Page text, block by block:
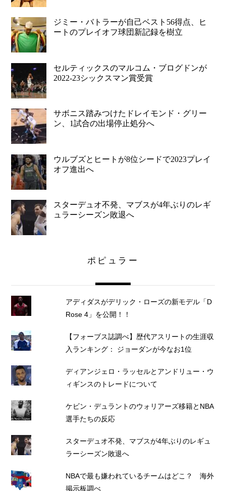
ジミー・バトラーが自己ベスト56得点、ヒ
ートのプレイオフ球団新記録を樹立
セルティックスのマルコム・ブログドンが
2022-23シックスマン賞受賞
サボニス踏みつけたドレイモンド・グリー
ン、1試合の出場停止処分へ
ウルブズとヒートが8位シードで2023プレイ
オフ進出へ
スターデュオ不発、マブスが4年ぶりのレギ
ュラーシーズン敗退へ
ポピュラー
アディダスがデリック・ローズの新モデル「D
Rose 4」を公開！！
【フォーブス誌調べ】歴代アスリートの生涯収
入ランキング： ジョーダンが今なお1位
ディアンジェロ・ラッセルとアンドリュー・ウ
ィギンスのトレードについて
ケビン・デュラントのウォリアーズ移籍とNBA
選手たちの反応
スターデュオ不発、マブスが4年ぶりのレギュ
ラーシーズン敗退へ
NBAで最も嫌われているチームはどこ？ 海外
掲示板調べ